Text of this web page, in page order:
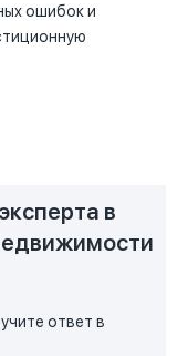
ошибок и
в
ответ в